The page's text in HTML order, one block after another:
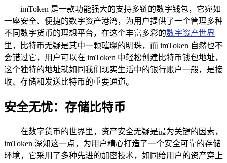
imToken 是一款功能强大的支持多链的数字钱包，它宛如
一座安全、便捷的数字资产港湾，为用户提供了一个管理多种
不同数字货币的理想平台，在这个丰富多彩的数字资产世界
里，比特币无疑是其中一颗璀璨的明珠，而 imToken 自然也不
会错过它，用户可以在 imToken 中轻松创建比特币钱包地址，
这个独特的地址就如同我们现实生活中的银行账户一般，是接
收、存储和发送比特币的重要通道。
安全无忧：存储比特币
在数字货币的世界里，资产安全无疑是最为关键的因素，
imToken 深知这一点，为用户精心打造了一个安全可靠的存储
环境，它采用了多种先进的加密技术，如同给用户的资产穿上